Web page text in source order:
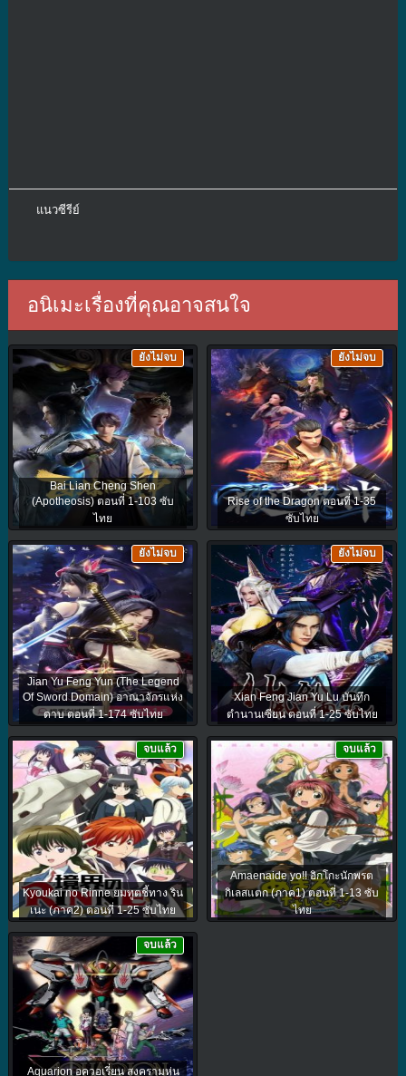
แนวซีรีย์
อนิเมะเรื่องที่คุณอาจสนใจ
Bai Lian Cheng Shen
(Apotheosis) ตอนที่ 1-103 ซับ
ไทย
ยังไม่จบ
Rise of the Dragon ตอนที่ 1-35
ซับไทย
ยังไม่จบ
Jian Yu Feng Yun (The Legend
Of Sword Domain) อาณาจักรแห่ง
ดาบ ตอนที่ 1-174 ซับไทย
ยังไม่จบ
Xian Feng Jian Yu Lu บันทึก
ตำนานเซียน ตอนที่ 1-25 ซับไทย
ยังไม่จบ
Kyoukai no Rinne ยมทูตชี้ทาง ริน
เนะ (ภาค2) ตอนที่ 1-25 ซับไทย
จบแล้ว
Amaenaide yo!! อิกโกะนักพรต
กิเลสแตก (ภาค1) ตอนที่ 1-13 ซับ
ไทย
จบแล้ว
Aquarion อควอเรี่ยน สงครามหุ่น
จบแล้ว